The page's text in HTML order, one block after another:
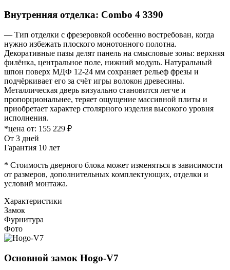
Внутренняя отделка: Combo 4 3390
— Тип отделки с фрезеровкой особенно востребован, когда
нужно избежать плоского монотонного полотна.
Декоративные пазы делят панель на смысловые зоны: верхняя
филёнка, центральное поле, нижний модуль. Натуральный
шпон поверх МДФ 12-24 мм сохраняет рельеф фрезы и
подчёркивает его за счёт игры волокон древесины.
Металлическая дверь визуально становится легче и
пропорциональнее, теряет ощущение массивной плиты и
приобретает характер столярного изделия высокого уровня
исполнения.
*цена от: 155 229 ₽
От 3 дней
Гарантия 10 лет
* Стоимость дверного блока может изменяться в зависимости
от размеров, дополнительных комплектующих, отделки и
условий монтажа.
Характеристики
Замок
Фурнитура
Фото
Основной замок Hogo-V7